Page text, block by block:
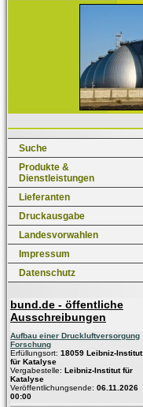
Suche
Produkte &
Dienstleistungen
Lieferanten
Druckausgabe
Landesvorwahlen
Impressum
Datenschutz
bund.de - öffentliche
Ausschreibungen
Aufbau einer Druckluftversorgung
Forschung
Erfüllungsort: 18059 Leibniz-Institut
für Katalyse
Vergabestelle: Leibniz-Institut für
Katalyse
Veröffentlichungsende: 06.11.2026
00:00